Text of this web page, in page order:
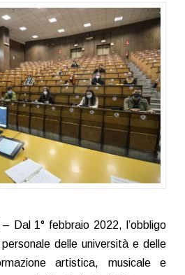
Dal 1° febbraio 2022, l’obbligo
delle università e delle
artistica, musicale e